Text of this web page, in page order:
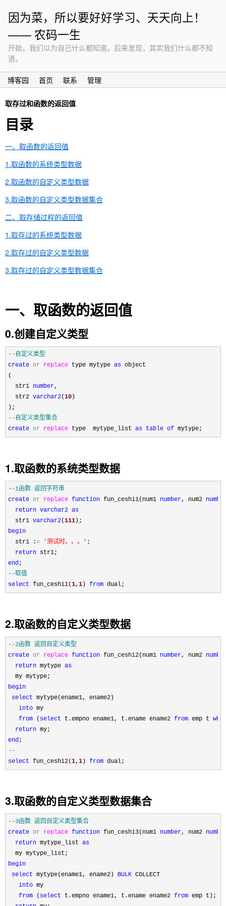
因为菜，所以要好好学习、天天向上！
—— 农码一生
开始，我们以为自己什么都知道。后来发现，其实我们什么都不知
道。
博客园 首页 联系 管理
取存过和函数的返回值
目录
一、取函数的返回值
1.取函数的系统类型数据
2.取函数的自定义类型数据
3.取函数的自定义类型数据集合
二、取存储过程的返回值
1.取存过的系统类型数据
2.取存过的自定义类型数据
3.取存过的自定义类型数据集合
一、取函数的返回值
0.创建自定义类型
-- 自定义类型
create or replace type mytype as object
(
  str1
number,
  str2
varchar2(10 )
-- 自定义类型集合
create or replace type  mytype_list as table of mytype;
1.取函数的系统类型数据
--1函数 返回字符串
create or replace function fun_ceshi1(num1 number, num2
return varchar2 as
  str1
varchar2(111
begin
  str1 :
= '测试时。。。 ' ;
return
end
--取值
select fun_ceshi1(1, 1 ) from dual;
2.取函数的自定义类型数据
--2函数 返回自定义类型
create or replace function fun_ceshi2(num1 number, num2
return mytype as
begin
select mytype(ename1, ename2)
into my
from ( select t.empno ename1, t.ename ename2 from emp t
return
end
select fun_ceshi2(1, 1 ) from dual;
3.取函数的自定义类型数据集合
--3函数 返回自定义类型集合
create or replace function fun_ceshi3(num1 number, num2
return mytype_list as
begin
select mytype(ename1, ename2) BULK COLLECT
into my
from ( select t.empno ename1, t.ename ename2 from emp t);